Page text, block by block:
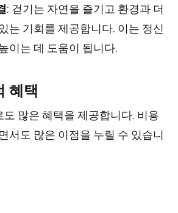
: 걷기는 자연을 즐기고 환경과 더
는 기회를 제공합니다. 이는 정신
이는 데 도움이 됩니다.
혜택
많은 혜택을 제공합니다. 비용
서도 많은 이점을 누릴 수 있습니